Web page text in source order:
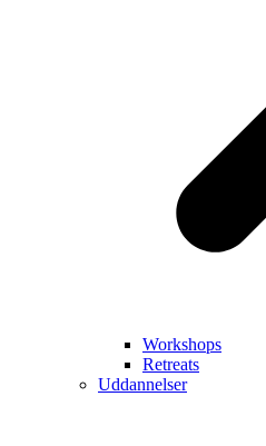
Workshops
Retreats
Uddannelser